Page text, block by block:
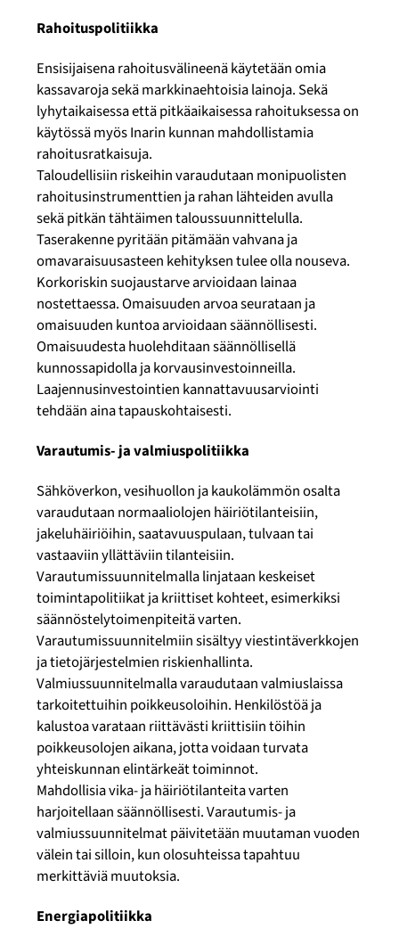
Rahoituspolitiikka
Ensisijaisena rahoitusvälineenä käytetään omia
kassavaroja sekä markkinaehtoisia lainoja. Sekä
lyhytaikaisessa että pitkäaikaisessa rahoituksessa on
käytössä myös Inarin kunnan mahdollistamia
rahoitusratkaisuja.
Taloudellisiin riskeihin varaudutaan monipuolisten
rahoitusinstrumenttien ja rahan lähteiden avulla
sekä pitkän tähtäimen taloussuunnittelulla.
Taserakenne pyritään pitämään vahvana ja
omavaraisuusasteen kehityksen tulee olla nouseva.
Korkoriskin suojaustarve arvioidaan lainaa
nostettaessa. Omaisuuden arvoa seurataan ja
omaisuuden kuntoa arvioidaan säännöllisesti.
Omaisuudesta huolehditaan säännöllisellä
kunnossapidolla ja korvausinvestoinneilla.
Laajennusinvestointien kannattavuusarviointi
tehdään aina tapauskohtaisesti.
Varautumis- ja valmiuspolitiikka
Sähköverkon, vesihuollon ja kaukolämmön osalta
varaudutaan normaaliolojen häiriötilanteisiin,
jakeluhäiriöihin, saatavuuspulaan, tulvaan tai
vastaaviin yllättäviin tilanteisiin.
Varautumissuunnitelmalla linjataan keskeiset
toimintapolitiikat ja kriittiset kohteet, esimerkiksi
säännöstelytoimenpiteitä varten.
Varautumissuunnitelmiin sisältyy viestintäverkkojen
ja tietojärjestelmien riskienhallinta.
Valmiussuunnitelmalla varaudutaan valmiuslaissa
tarkoitettuihin poikkeusoloihin. Henkilöstöä ja
kalustoa varataan riittävästi kriittisiin töihin
poikkeusolojen aikana, jotta voidaan turvata
yhteiskunnan elintärkeät toiminnot.
Mahdollisia vika- ja häiriötilanteita varten
harjoitellaan säännöllisesti. Varautumis- ja
valmiussuunnitelmat päivitetään muutaman vuoden
välein tai silloin, kun olosuhteissa tapahtuu
merkittäviä muutoksia.
Energiapolitiikka